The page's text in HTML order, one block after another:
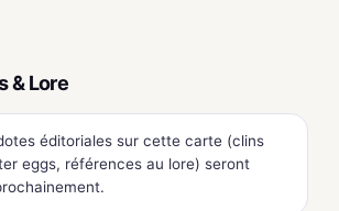
& Lore
éditoriales sur cette carte (clins
eggs, références au lore) seront